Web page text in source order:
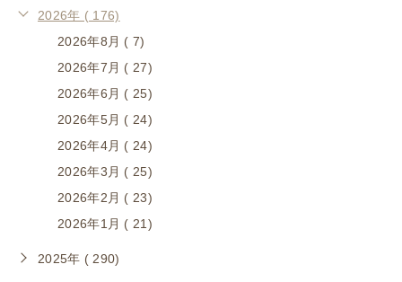
2026年 ( 176)
2026年8月 ( 7)
2026年7月 ( 27)
2026年6月 ( 25)
2026年5月 ( 24)
2026年4月 ( 24)
2026年3月 ( 25)
2026年2月 ( 23)
2026年1月 ( 21)
2025年 ( 290)